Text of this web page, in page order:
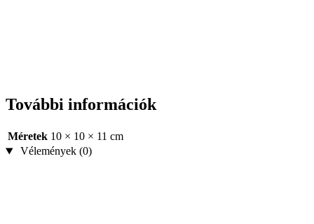
További információk
Méretek 10 × 10 × 11 cm
Vélemények (0)